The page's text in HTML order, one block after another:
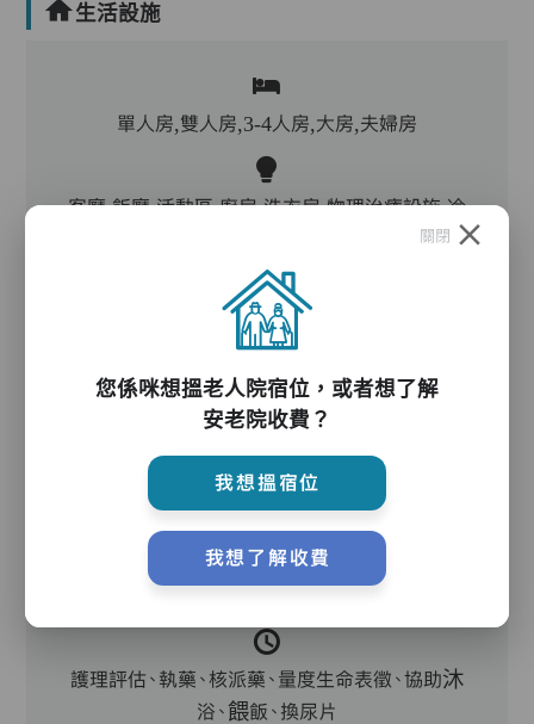
生活設施
單人房,雙人房,3-4人房,大房,夫婦房
客廳,飯廳,活動區,廚房,洗衣房,物理治療設施,冷
電動床,氣墊床,升降機,防滑扶手,助行器/拐杖,輪
椅
護理服務
主管,助理員,護理員,保健員,護士,物理治療師,到
護理評估、執藥、核派藥、量度生命表徵、協助沐
浴、餵飯、換尿片
關閉
您係咪想搵老人院宿位，或者想了解
安老院收費？
我想搵宿位
我想了解收費